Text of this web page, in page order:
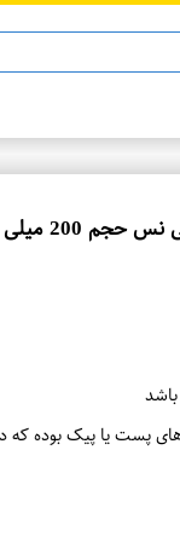
میلی لیتر
های پست یا پیک بوده